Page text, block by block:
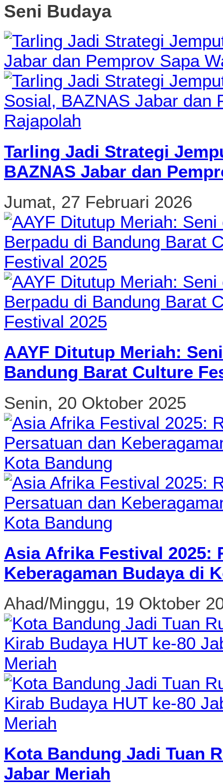
Seni Budaya
Tarling Jadi Strategi
BAZNAS Jabar dan
Jumat, 27 Februari 2026
AAYF Ditutup Meriah:
Bandung Barat Culture
Senin, 20 Oktober 2025
Asia Afrika Festival 2025:
Keberagaman Budaya di
Ahad/Minggu, 19 Oktober
Kota Bandung Jadi Tuan
Jabar Meriah